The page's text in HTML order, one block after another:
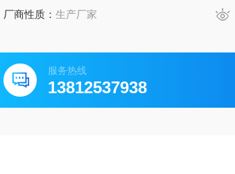
厂商性质：生产厂家
服务热线
13812537938